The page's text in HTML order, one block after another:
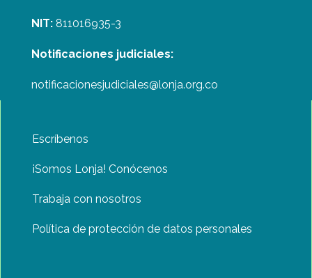
NIT:811016935-3
Notificaciones judiciales:
notificacionesjudiciales@lonja.org.co
Escríbenos
¡Somos Lonja! Conócenos
Trabaja con nosotros
Política de protección de datos personales